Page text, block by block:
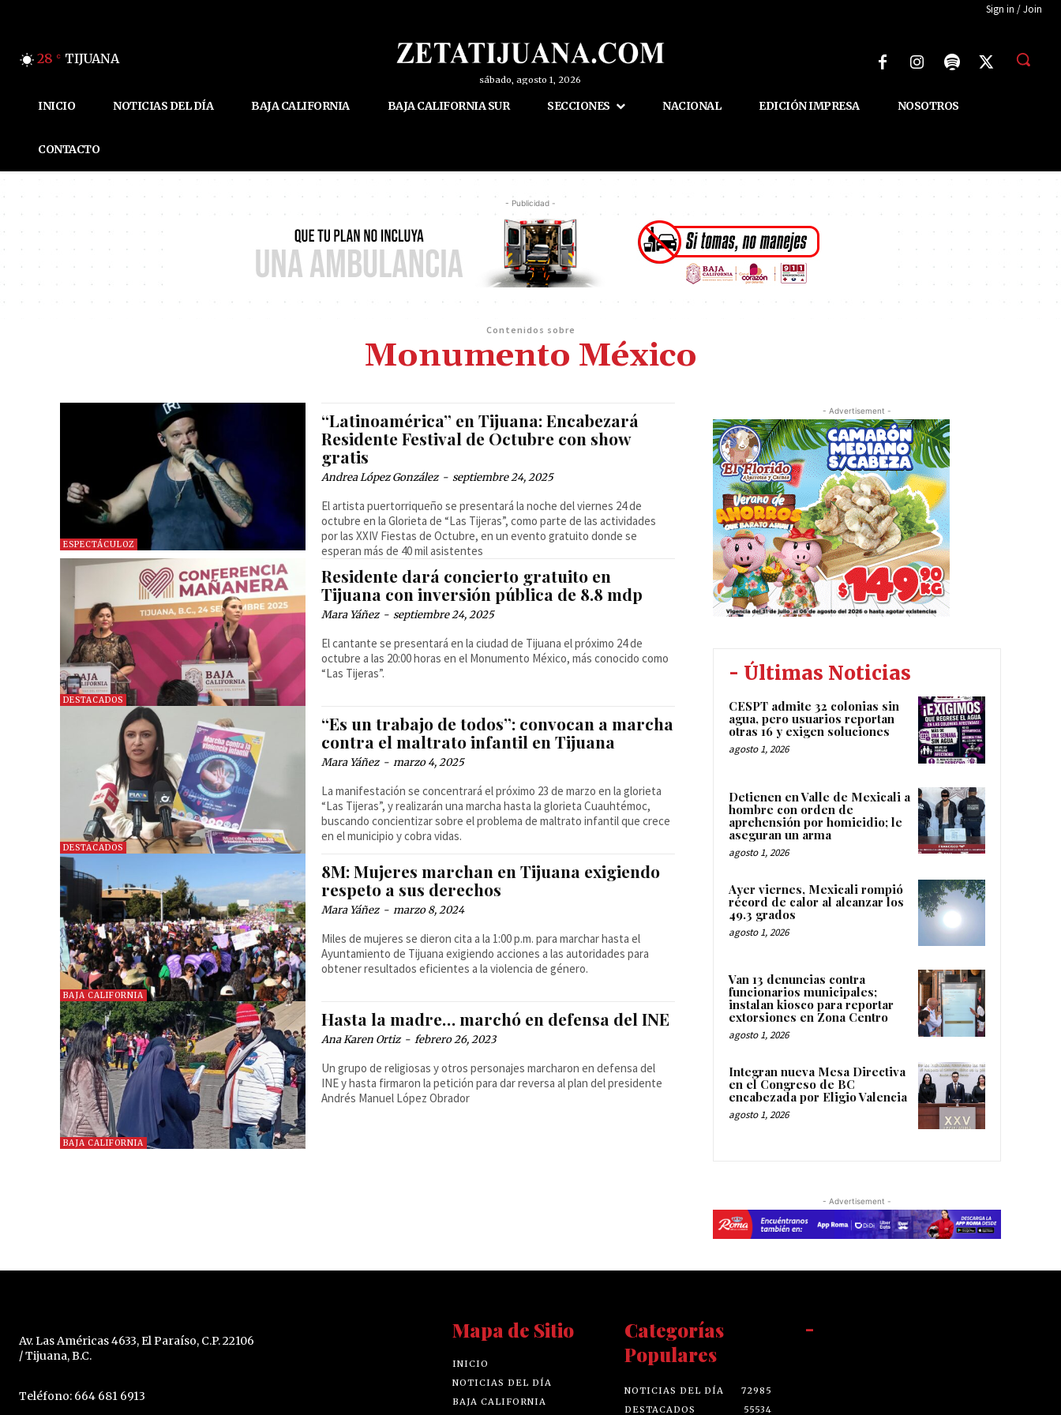
Sign in / Join
28 C TIJUANA
sábado, agosto 1, 2026
INICIO NOTICIAS DEL DÍA BAJA CALIFORNIA BAJA CALIFORNIA SUR SECCIONES NACIONAL EDICIÓN IMPRESA NOSOTROS
CONTACTO
- Publicidad -
Contenidos sobre
Monumento México
ESPECTÁCULOZ
“Latinoamérica” en Tijuana: Encabezará
Residente Festival de Octubre con show
gratis
Andrea López González - septiembre 24, 2025
El artista puertorriqueño se presentará la noche del viernes 24 de
octubre en la Glorieta de “Las Tijeras”, como parte de las actividades
por las XXIV Fiestas de Octubre, en un evento gratuito donde se
esperan más de 40 mil asistentes
DESTACADOS
Residente dará concierto gratuito en
Tijuana con inversión pública de 8.8 mdp
Mara Yáñez - septiembre 24, 2025
El cantante se presentará en la ciudad de Tijuana el próximo 24 de
octubre a las 20:00 horas en el Monumento México, más conocido como
“Las Tijeras”.
DESTACADOS
“Es un trabajo de todos”: convocan a marcha
contra el maltrato infantil en Tijuana
Mara Yáñez - marzo 4, 2025
La manifestación se concentrará el próximo 23 de marzo en la glorieta
“Las Tijeras”, y realizarán una marcha hasta la glorieta Cuauhtémoc,
buscando concientizar sobre el problema de maltrato infantil que crece
en el municipio y cobra vidas.
BAJA CALIFORNIA
8M: Mujeres marchan en Tijuana exigiendo
respeto a sus derechos
Mara Yáñez - marzo 8, 2024
Miles de mujeres se dieron cita a la 1:00 p.m. para marchar hasta el
Ayuntamiento de Tijuana exigiendo acciones a las autoridades para
obtener resultados eficientes a la violencia de género.
BAJA CALIFORNIA
Hasta la madre… marchó en defensa del INE
Ana Karen Ortiz - febrero 26, 2023
Un grupo de religiosas y otros personajes marcharon en defensa del
INE y hasta firmaron la petición para dar reversa al plan del presidente
Andrés Manuel López Obrador
- Advertisement -
- Últimas Noticias
CESPT admite 32 colonias sin
agua, pero usuarios reportan
otras 16 y exigen soluciones
agosto 1, 2026
Detienen en Valle de Mexicali a
hombre con orden de
aprehensión por homicidio; le
aseguran un arma
agosto 1, 2026
Ayer viernes, Mexicali rompió
récord de calor al alcanzar los
49.3 grados
agosto 1, 2026
Van 13 denuncias contra
funcionarios municipales;
instalan kiosco para reportar
extorsiones en Zona Centro
agosto 1, 2026
Integran nueva Mesa Directiva
en el Congreso de BC
encabezada por Eligio Valencia
agosto 1, 2026
- Advertisement -
Av. Las Américas 4633, El Paraíso, C.P. 22106
/ Tijuana, B.C.
Teléfono: 664 681 6913
Mapa de Sitio
INICIO
NOTICIAS DEL DÍA
BAJA CALIFORNIA
Categorías
Populares
NOTICIAS DEL DÍA
72985
DESTACADOS
55534
-